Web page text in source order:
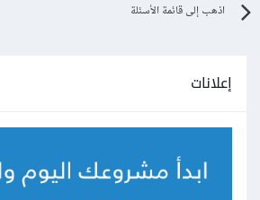
اذهب إلى قائمة الأسئلة
إعلانات